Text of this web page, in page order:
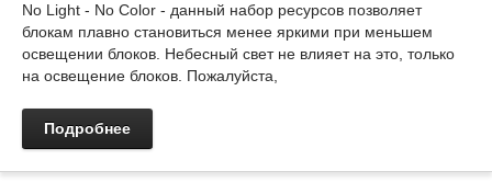
No Light - No Color - данный набор ресурсов позволяет
блокам плавно становиться менее яркими при меньшем
освещении блоков. Небесный свет не влияет на это, только
на освещение блоков. Пожалуйста,
Подробнее